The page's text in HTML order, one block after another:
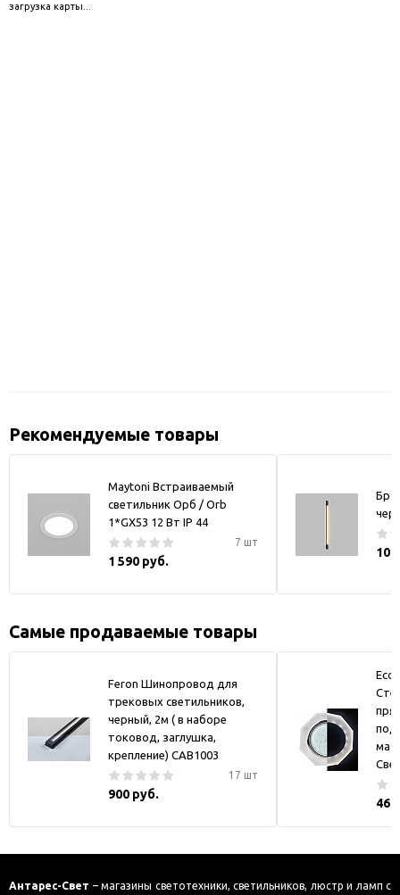
загрузка карты...
Рекомендуемые товары
Maytoni Встраиваемый
светильник Орб / Orb
1*GX53 12 Вт IP 44
7 шт
1 590 руб.
Бра
10
Самые продаваемые товары
Feron Шинопровод для
трековых светильников,
черный, 2м ( в наборе
токовод, заглушка,
крепление) CAB1003
17 шт
900 руб.
Антарес-Свет – магазины светотехники, светильников, люстр и ламп с